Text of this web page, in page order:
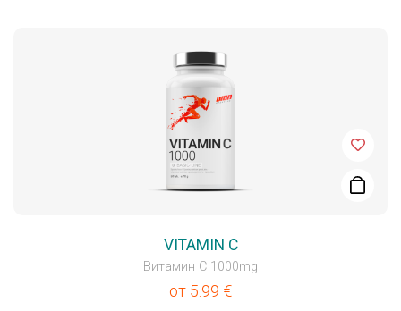
VITAMIN C
Витамин C 1000mg
от 5.99 €